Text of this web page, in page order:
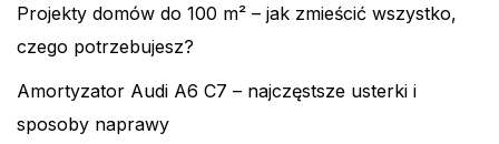
Projekty domów do 100 m² – jak zmieścić wszystko,
czego potrzebujesz?
Amortyzator Audi A6 C7 – najczęstsze usterki i
sposoby naprawy